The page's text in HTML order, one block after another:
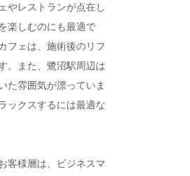
やレストランが点在し
楽しむのにも最適で
フェは、施術後のリフ
。また、鷺沼駅周辺は
た雰囲気が漂っていま
ックスするには最適な
客様層は、ビジネスマ